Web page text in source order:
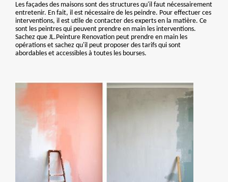
Les façades des maisons sont des structures qu'il faut nécessairement
entretenir. En fait, il est nécessaire de les peindre. Pour effectuer ces
interventions, il est utile de contacter des experts en la matière. Ce
sont les peintres qui peuvent prendre en main les interventions.
Sachez que JL.Peinture Renovation peut prendre en main les
opérations et sachez qu'il peut proposer des tarifs qui sont
abordables et accessibles à toutes les bourses.